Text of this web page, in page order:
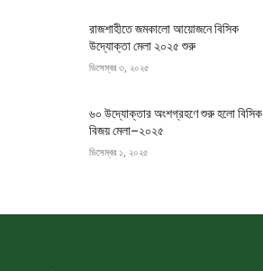
রাজশাহীতে জমকালো আয়োজনে বিসিক
উদ্যোক্তা মেলা ২০২৫ শুরু
ডিসেম্বর ৩, ২০২৫
৬০ উদ্যোক্তার অংশগ্রহণে শুরু হলো বিসিক
বিজয় মেলা–২০২৫
ডিসেম্বর ১, ২০২৫